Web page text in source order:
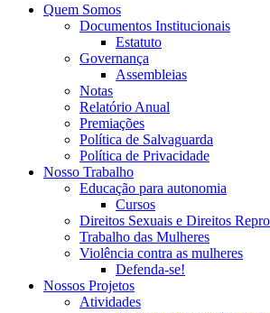
Quem Somos
Documentos Institucionais
Estatuto
Governança
Assembleias
Notas
Relatório Anual
Premiações
Política de Salvaguarda
Política de Privacidade
Nosso Trabalho
Educação para autonomia
Cursos
Direitos Sexuais e Direitos
Trabalho das Mulheres
Violência contra as mulheres
Defenda-se!
Nossos Projetos
Atividades